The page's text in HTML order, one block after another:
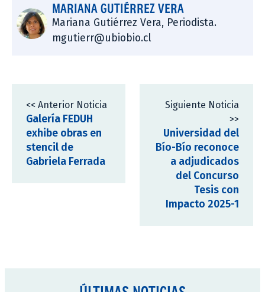
MARIANA GUTIÉRREZ VERA
Mariana Gutiérrez Vera, Periodista.
mgutierr@ubiobio.cl
<< Anterior Noticia
Galería FEDUH
exhibe obras en
stencil de
Gabriela Ferrada
Siguiente Noticia
>>
Universidad del
Bío-Bío reconoce
a adjudicados
del Concurso
Tesis con
Impacto 2025-1